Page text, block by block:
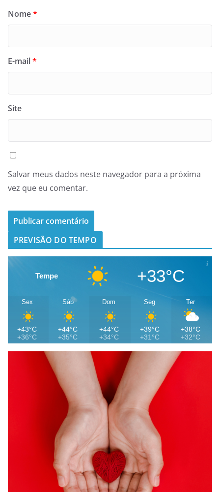
Nome*
E-mail*
Site
Salvar meus dados neste navegador para a próxima
vez que eu comentar.
PREVISÃO DO TEMPO
Tempe +33°C
Sex
+43°C
+36°C
Sáb
+44°C
+35°C
Dom
+44°C
+34°C
Seg
+39°C
+31°C
Ter
+38°C
+32°C